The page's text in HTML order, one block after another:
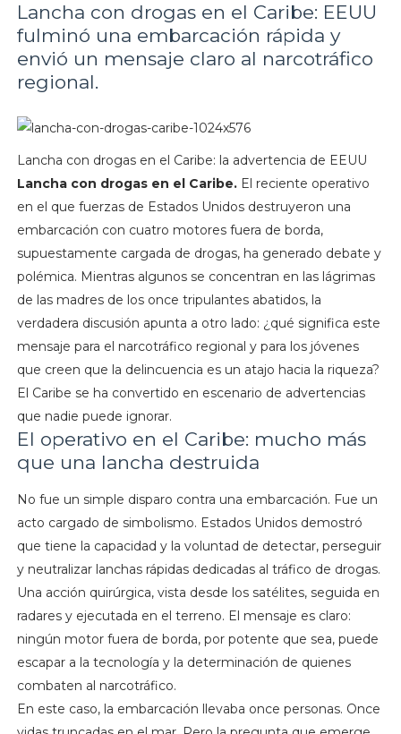
Lancha con drogas en el Caribe: EEUU
fulminó una embarcación rápida y
envió un mensaje claro al narcotráfico
regional.
Lancha con drogas en el Caribe: la advertencia de EEUU
Lancha con drogas en el Caribe.El reciente operativo
en el que fuerzas de Estados Unidos destruyeron una
embarcación con cuatro motores fuera de borda,
supuestamente cargada de drogas, ha generado debate y
polémica. Mientras algunos se concentran en las lágrimas
de las madres de los once tripulantes abatidos, la
verdadera discusión apunta a otro lado: ¿qué significa este
mensaje para el narcotráfico regional y para los jóvenes
que creen que la delincuencia es un atajo hacia la riqueza?
El Caribe se ha convertido en escenario de advertencias
que nadie puede ignorar.
El operativo en el Caribe: mucho más
que una lancha destruida
No fue un simple disparo contra una embarcación. Fue un
acto cargado de simbolismo. Estados Unidos demostró
que tiene la capacidad y la voluntad de detectar, perseguir
y neutralizar lanchas rápidas dedicadas al tráfico de drogas.
Una acción quirúrgica, vista desde los satélites, seguida en
radares y ejecutada en el terreno. El mensaje es claro:
ningún motor fuera de borda, por potente que sea, puede
escapar a la tecnología y la determinación de quienes
combaten al narcotráfico.
En este caso, la embarcación llevaba once personas. Once